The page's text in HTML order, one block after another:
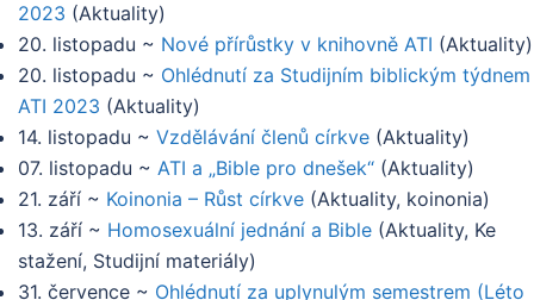
2023 (Aktuality)
20. listopadu ~ Nové přírůstky v knihovně ATI (Aktuality)
20. listopadu ~ Ohlédnutí za Studijním biblickým týdnem
ATI 2023 (Aktuality)
14. listopadu ~ Vzdělávání členů církve (Aktuality)
07. listopadu ~ ATI a „Bible pro dnešek“ (Aktuality)
21. září ~ Koinonia – Růst církve (Aktuality, koinonia)
13. září ~ Homosexuální jednání a Bible (Aktuality, Ke
stažení, Studijní materiály)
31. července ~ Ohlédnutí za uplynulým semestrem (Léto